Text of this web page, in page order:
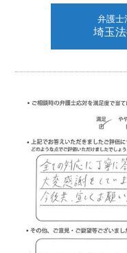
弁護士
埼玉